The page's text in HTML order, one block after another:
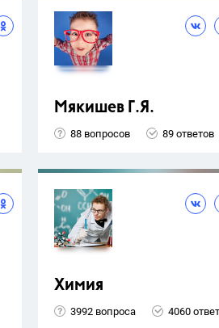
Мякишев Г.Я.
88 вопросов 89 ответов
Химия
3992 вопроса 4060